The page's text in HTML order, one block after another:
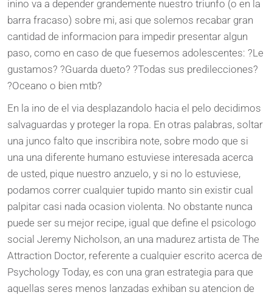
inino va a depender grandemente nuestro triunfo (o en la
barra fracaso) sobre mi, asi que solemos recabar gran
cantidad de informacion para impedir presentar algun
paso, como en caso de que fuesemos adolescentes: ?Le
gustamos? ?Guarda dueto? ?Todas sus predilecciones?
?Oceano o bien mtb?
En la ino de el via desplazandolo hacia el pelo decidimos
salvaguardas y proteger la ropa. En otras palabras, soltar
una junco falto que inscribira note, sobre modo que si
una una diferente humano estuviese interesada acerca
de usted, pique nuestro anzuelo, y si no lo estuviese,
podamos correr cualquier tupido manto sin existir cual
palpitar casi nada ocasion violenta. No obstante nunca
puede ser su mejor recipe, igual que define el psicologo
social Jeremy Nicholson, an una madurez artista de The
Attraction Doctor, referente a cualquier escrito acerca de
Psychology Today, es con una gran estrategia para que
aquellas seres menos lanzadas exhiban su atencion de